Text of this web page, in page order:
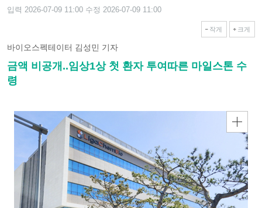
입력 2026-07-09 11:00 수정 2026-07-09 11:00
작게 크게
바이오스펙테이터 김성민 기자
금액 비공개..임상1상 첫 환자 투여따른 마일스톤 수
령